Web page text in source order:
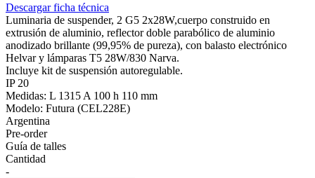
Descargar ficha técnica
Luminaria de suspender, 2 G5 2x28W,cuerpo construido en
extrusión de aluminio, reflector doble parabólico de aluminio
anodizado brillante (99,95% de pureza), con balasto electrónico
Helvar y lámparas T5 28W/830 Narva.
Incluye kit de suspensión autoregulable.
IP 20
Medidas: L 1315 A 100 h 110 mm
Modelo: Futura (CEL228E)
Argentina
Pre-order
Guía de talles
Cantidad
-